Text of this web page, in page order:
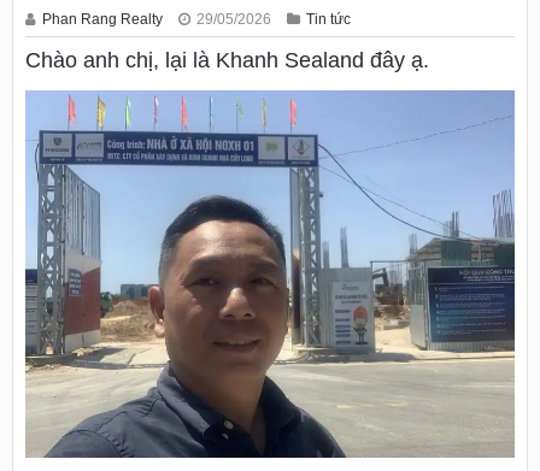
Phan Rang Realty 29/05/2026 Tin tức
Chào anh chị, lại là Khanh Sealand đây ạ.